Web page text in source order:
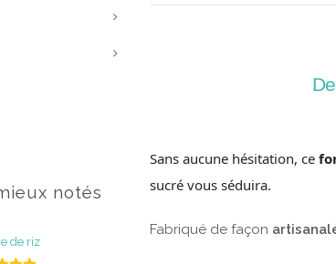
Sans aucune hésitation, ce
sucré vous séduira.
Fabriqué de façon
notés
de riz